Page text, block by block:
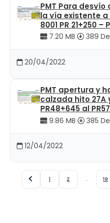
PMT Para
la vía existente
8001 PR 21+250 –
7.20 MB 389
20/04/2022
PMT apertura y
calzada hito 27A
PR48+645 al
9.86 MB 385
12/04/2022
1 2 … 19